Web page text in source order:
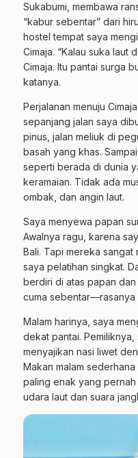
Sukabumi, membawa
“kabur sebentar” dari
hostel tempat saya
Cimaja. “Kalau suka laut
Cimaja. Itu pantai surga
katanya.
Perjalanan menuju
sepanjang jalan saya
pinus, jalan meliuk di
basah yang khas.
seperti berada di dunia
keramaian. Tidak ada
ombak, dan angin laut.
Saya menyewa papan
Awalnya ragu, karena
Bali. Tapi mereka sangat
saya pelatihan singkat.
berdiri di atas papan
cuma sebentar—rasanya
Malam harinya, saya
dekat pantai.
menyajikan nasi liwet
Makan malam
paling enak yang
udara laut dan suara